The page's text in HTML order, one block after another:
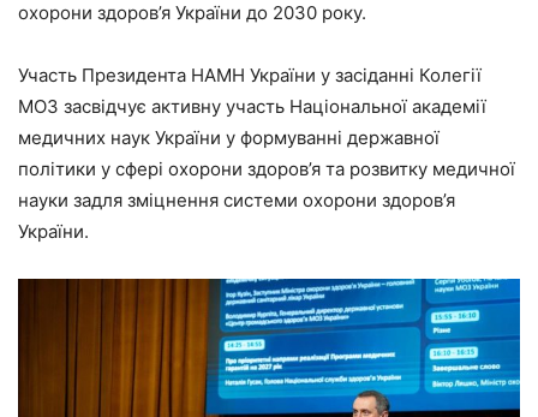
охорони здоров’я України до 2030 року.
Участь Президента НАМН України у засіданні Колегії
МОЗ засвідчує активну участь Національної академії
медичних наук України у формуванні державної
політики у сфері охорони здоров’я та розвитку медичної
науки задля зміцнення системи охорони здоров’я
України.